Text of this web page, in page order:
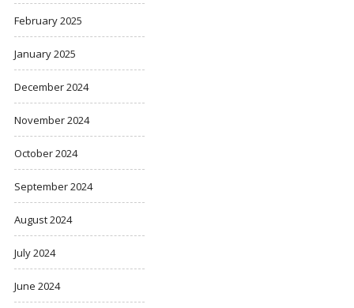
February 2025
January 2025
December 2024
November 2024
October 2024
September 2024
August 2024
July 2024
June 2024